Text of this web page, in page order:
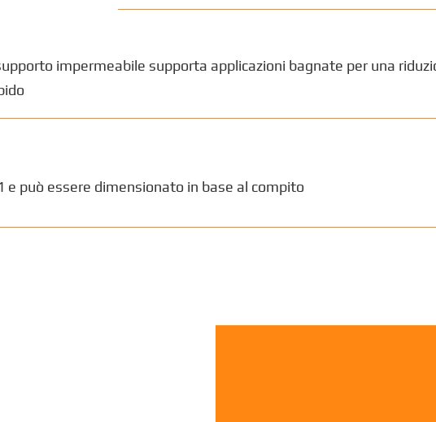
impermeabile supporta applicazioni bagnate per una
e può essere dimensionato in base al compito